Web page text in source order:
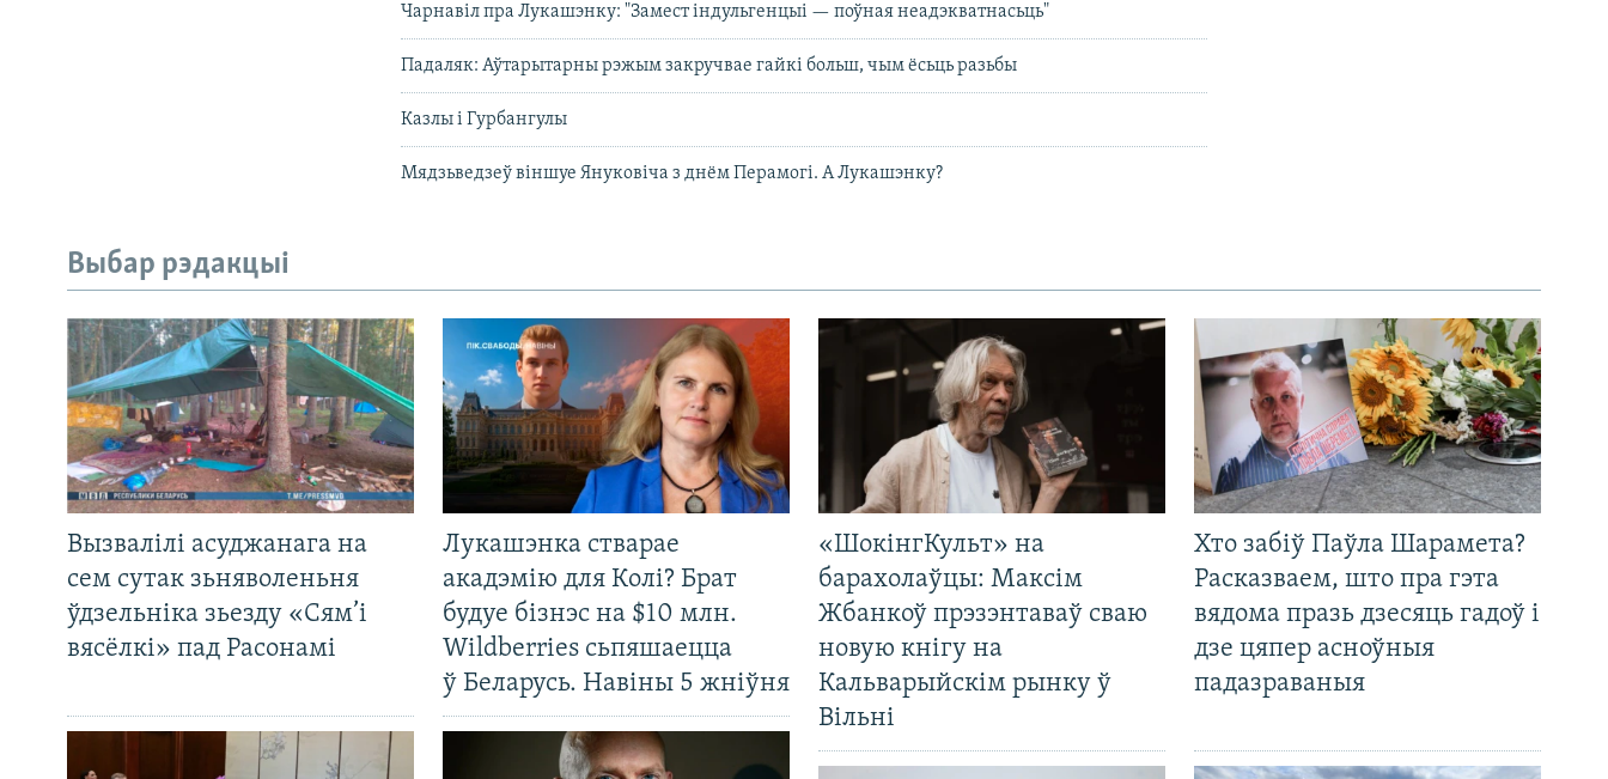
Чарнавіл пра Лукашэнку: "Замест індульгенцыі — поўная неадэкватнасьць"
Падаляк: Аўтарытарны рэжым закручвае гайкі больш, чым ёсьць разьбы
Казлы і Гурбангулы
Мядзьведзеў віншуе Януковіча з днём Перамогі. А Лукашэнку?
Выбар рэдакцыі
Вызвалілі асуджанага на
сем сутак зьняволеньня
ўдзельніка зьезду «Сям’і
вясёлкі» пад Расонамі
Лукашэнка стварае
акадэмію для Колі? Брат
будуе бізнэс на $10 млн.
Wildberries сьпяшаецца
ў Беларусь. Навіны 5 жніўня
«ШокінгКульт» на
барахолаўцы: Максім
Жбанкоў прэзэнтаваў сваю
новую кнігу на
Кальварыйскім рынку ў
Вільні
Хто забіў Паўла Шарамета?
Расказваем, што пра гэта
вядома празь дзесяць гадоў і
дзе цяпер асноўныя
падазраваныя